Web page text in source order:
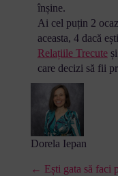
înșine.
Ai cel puțin 2
aceasta, 4 dacă
Relațiile Trecuteși
care decizi să fii
Dorela Iepan
← Ești gata să faci